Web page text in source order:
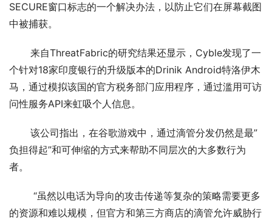
SECURE窗口标志的一个解决办法，以防止它们在屏幕截图
中被捕获。
个针对18家印度银行的升级版本的Drinik Android特洛伊木
马，通过模拟该国的官方税务部门应用程序，通过滥用可访
问性服务API来虹吸个人信息。
负担得起”和可伸缩的方式来帮助不同层次的大多数行为
者。
“虽然以电话为导向的攻击传递等复杂的策略需要更多
的资源和难以规模，但官方和第三方商店的滴管允许威胁行